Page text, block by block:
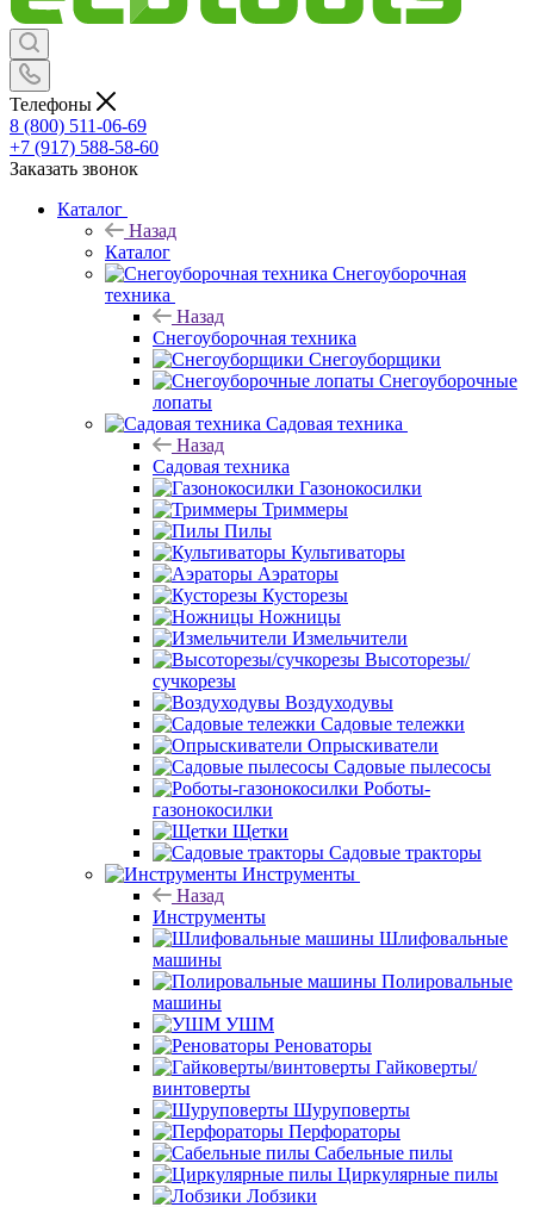
Телефоны
8 (800) 511-06-69
+7 (917) 588-58-60
Заказать звонок
Каталог
Назад
Каталог
Снегоуборочная
техника
Назад
Снегоуборочная техника
Снегоуборщики
Снегоуборочные
лопаты
Садовая техника
Назад
Садовая техника
Газонокосилки
Триммеры
Пилы
Культиваторы
Аэраторы
Кусторезы
Ножницы
Измельчители
Высоторезы/
сучкорезы
Воздуходувы
Садовые тележки
Опрыскиватели
Садовые пылесосы
Роботы-
газонокосилки
Щетки
Садовые тракторы
Инструменты
Назад
Инструменты
Шлифовальные
машины
Полировальные
машины
УШМ
Реноваторы
Гайковерты/
винтоверты
Шуруповерты
Перфораторы
Сабельные пилы
Циркулярные пилы
Лобзики